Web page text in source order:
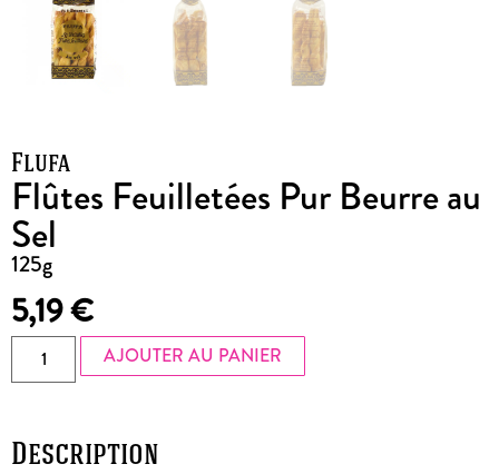
Flufa
Flûtes Feuilletées Pur Beurre au
Sel
125g
5,19€
AJOUTER AU PANIER
Description